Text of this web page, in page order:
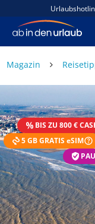
Magazin
BIS ZU 800 €
5 GB GRATIS eSIM